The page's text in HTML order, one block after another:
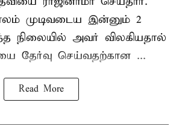
முடிவடைய இன்னும் 2
நிலையில் அவர் விலகியதால்
தேர்வு செய்வதற்கான ...
Read More